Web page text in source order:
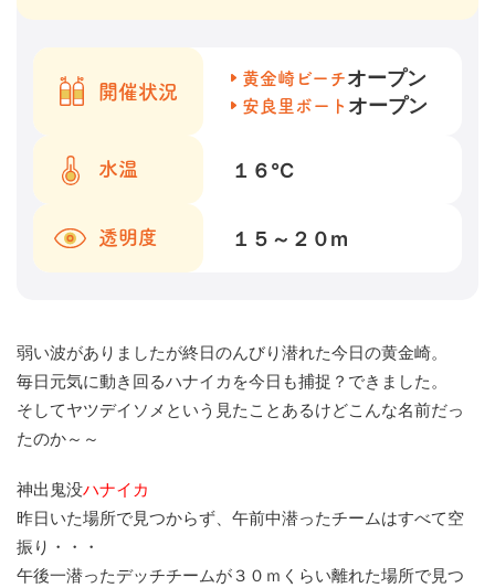
開催状況
黄金崎ビーチオープン
安良里ボート オープン
水温 １６℃
透明度 １５～２０m
弱い波がありましたが終日のんびり潜れた今日の黄金崎。
毎日元気に動き回るハナイカを今日も捕捉？できました。
そしてヤツデイソメという見たことあるけどこんな名前だっ
たのか～～
神出鬼没ハナイカ
昨日いた場所で見つからず、午前中潜ったチームはすべて空
振り・・・
午後一潜ったデッチチームが３０ｍくらい離れた場所で見つ